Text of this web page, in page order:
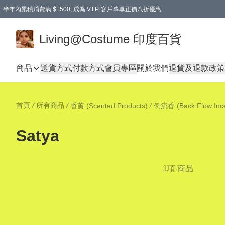
半年內累積消費滿 $1500, 成為 V.I.P. 客戶專享正價八折優惠
Living@Costume 印度百貨
商品 送貨方式付款方式會員專區關於我們退貨及退款政策
首頁 / 所有商品 / 香薰 (Scented Products) / 倒流香 (Back Flow
Satya
1項 商品